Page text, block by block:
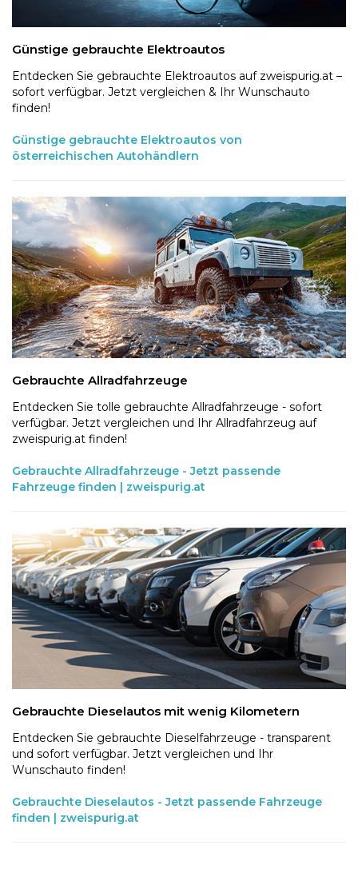
Günstige gebrauchte Elektroautos
Entdecken Sie gebrauchte Elektroautos auf zweispurig.at –
sofort verfügbar. Jetzt vergleichen & Ihr Wunschauto
finden!
Günstige gebrauchte Elektroautos von
österreichischen Autohändlern
Gebrauchte Allradfahrzeuge
Entdecken Sie tolle gebrauchte Allradfahrzeuge - sofort
verfügbar. Jetzt vergleichen und Ihr Allradfahrzeug auf
zweispurig.at finden!
Gebrauchte Allradfahrzeuge - Jetzt passende
Fahrzeuge finden | zweispurig.at
Gebrauchte Dieselautos mit wenig Kilometern
Entdecken Sie gebrauchte Dieselfahrzeuge - transparent
und sofort verfügbar. Jetzt vergleichen und Ihr
Wunschauto finden!
Gebrauchte Dieselautos - Jetzt passende Fahrzeuge
finden | zweispurig.at